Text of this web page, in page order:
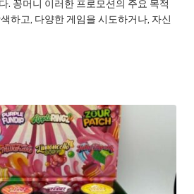
. 꽁머니 이러한 프로모션의 주요 목적
하고, 다양한 게임을 시도하거나, 자신